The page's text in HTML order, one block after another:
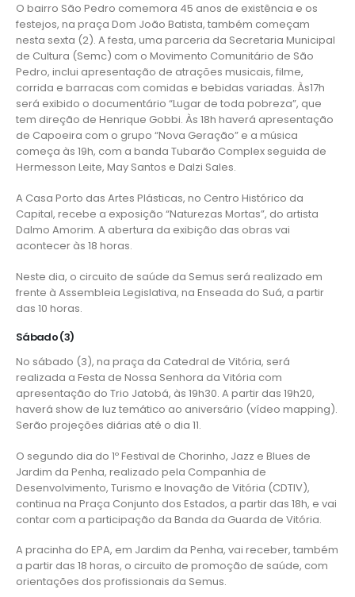
O bairro São Pedro comemora 45 anos de existência e os
festejos, na praça Dom João Batista, também começam
nesta sexta (2). A festa, uma parceria da Secretaria Municipal
de Cultura (Semc) com o Movimento Comunitário de São
Pedro, inclui apresentação de atrações musicais, filme,
corrida e barracas com comidas e bebidas variadas. Às17h
será exibido o documentário “Lugar de toda pobreza”, que
tem direção de Henrique Gobbi. Às 18h haverá apresentação
de Capoeira com o grupo “Nova Geração” e a música
começa às 19h, com a banda Tubarão Complex seguida de
Hermesson Leite, May Santos e Dalzi Sales.
A Casa Porto das Artes Plásticas, no Centro Histórico da
Capital, recebe a exposição “Naturezas Mortas”, do artista
Dalmo Amorim. A abertura da exibição das obras vai
acontecer às 18 horas.
Neste dia, o circuito de saúde da Semus será realizado em
frente à Assembleia Legislativa, na Enseada do Suá, a partir
das 10 horas.
Sábado (3)
No sábado (3), na praça da Catedral de Vitória, será
realizada a Festa de Nossa Senhora da Vitória com
apresentação do Trio Jatobá, às 19h30. A partir das 19h20,
haverá show de luz temático ao aniversário (vídeo mapping).
Serão projeções diárias até o dia 11.
O segundo dia do 1º Festival de Chorinho, Jazz e Blues de
Jardim da Penha, realizado pela Companhia de
Desenvolvimento, Turismo e Inovação de Vitória (CDTIV),
continua na Praça Conjunto dos Estados, a partir das 18h, e vai
contar com a participação da Banda da Guarda de Vitória.
A pracinha do EPA, em Jardim da Penha, vai receber, também
a partir das 18 horas, o circuito de promoção de saúde, com
orientações dos profissionais da Semus.